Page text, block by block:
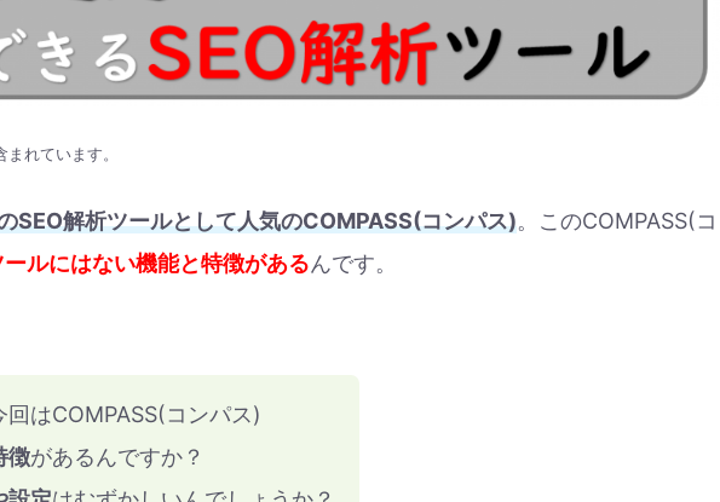
れています。
SEO解析ツールとして人気のCOMPASS(コンパス)。このCOMPASS(コ
ルにはない機能と特徴があるんです。
回はCOMPASS(コンパス)
徴があるんですか？